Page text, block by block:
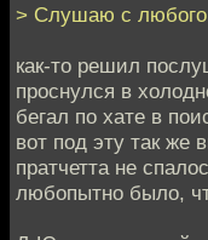
> Слушаю с любого
как-то решил
проснулся в
бегал по хате в
вот под эту так же
пратчетта не
любопытно было,